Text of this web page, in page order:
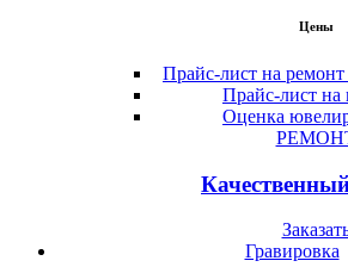
Цены
Прайс-лист на
Прайс-лист на
Оценка
Гравировка